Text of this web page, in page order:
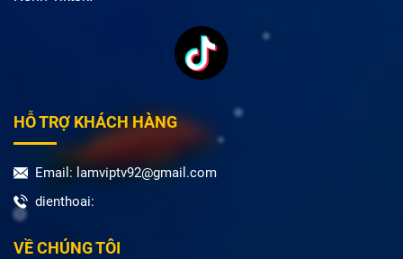
HỖ TRỢ KHÁCH HÀNG
Email: lamviptv92@gmail.com
dienthoai:
VỀ CHÚNG TÔI